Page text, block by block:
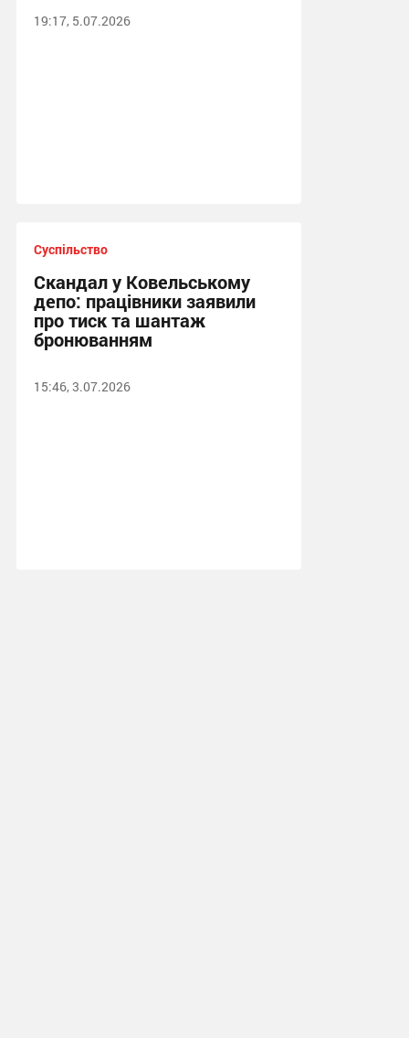
19:17, 5.07.2026
Суспільство
Скандал у Ковельському
депо: працівники заявили
про тиск та шантаж
бронюванням
15:46, 3.07.2026